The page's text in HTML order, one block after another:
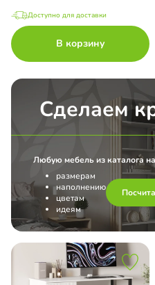
Доступно для доставки
В корзину
Сделаем
Любую мебель из каталога
размерам
наполнению
цветам
идеям